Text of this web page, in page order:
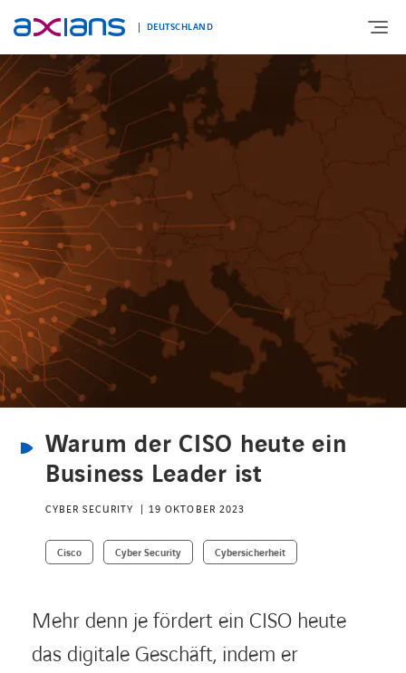
DEUTSCHLAND
ÜBER UNS
PORTFOLIO
PRODUKTE
BRANCHEN
NEWS UND INSIGHTS
REFERENZEN
KARRIERE
Karriere
Kontakt
Warum der CISO heute ein
Business Leader ist
CYBER SECURITY 19 OKTOBER 2023
Cisco Cyber Security Cybersicherheit
Mehr denn je fördert ein CISO heute
das digitale Geschäft, indem er